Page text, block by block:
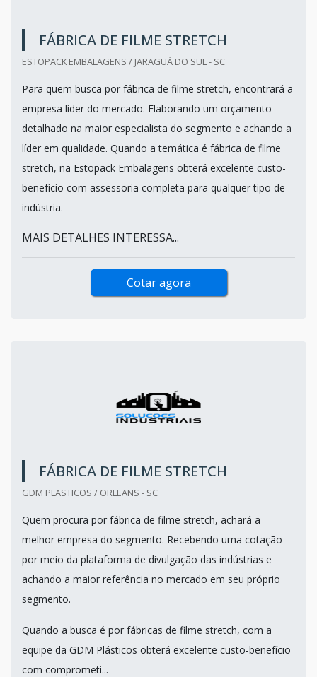
FÁBRICA DE FILME STRETCH
ESTOPACK EMBALAGENS / JARAGUÁ DO SUL - SC
Para quem busca por fábrica de filme stretch, encontrará a
empresa líder do mercado. Elaborando um orçamento
detalhado na maior especialista do segmento e achando a
líder em qualidade. Quando a temática é fábrica de filme
stretch, na Estopack Embalagens obterá excelente custo-
benefício com assessoria completa para qualquer tipo de
indústria.
MAIS DETALHES INTERESSA...
Cotar agora
FÁBRICA DE FILME STRETCH
GDM PLASTICOS / ORLEANS - SC
Quem procura por fábrica de filme stretch, achará a
melhor empresa do segmento. Recebendo uma cotação
por meio da plataforma de divulgação das indústrias e
achando a maior referência no mercado em seu próprio
segmento.
Quando a busca é por fábricas de filme stretch, com a
equipe da GDM Plásticos obterá excelente custo-benefício
com comprometi...